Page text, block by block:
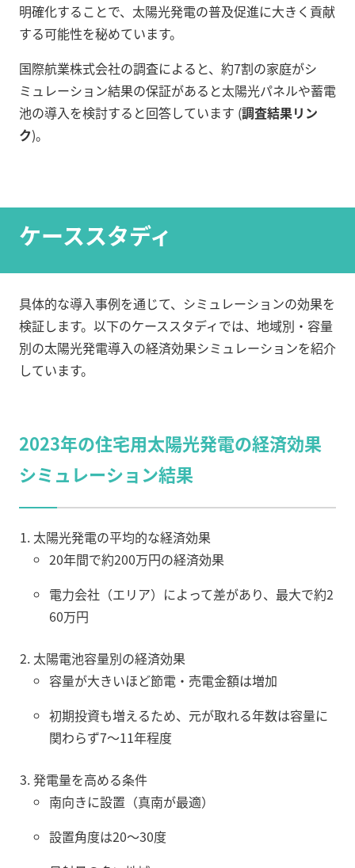
明確化することで、太陽光発電の普及促進に大きく貢献
する可能性を秘めています。
国際航業株式会社の調査によると、約7割の家庭がシ
ミュレーション結果の保証があると太陽光パネルや蓄電
池の導入を検討すると回答しています (調査結果リン
ク)。
ケーススタディ
具体的な導入事例を通じて、シミュレーションの効果を
検証します。以下のケーススタディでは、地域別・容量
別の太陽光発電導入の経済効果シミュレーションを紹介
しています。
2023年の住宅用太陽光発電の経済効果
シミュレーション結果
太陽光発電の平均的な経済効果
20年間で約200万円の経済効果
電力会社（エリア）によって差があり、最大で約2
60万円
太陽電池容量別の経済効果
容量が大きいほど節電・売電金額は増加
初期投資も増えるため、元が取れる年数は容量に
関わらず7〜11年程度
発電量を高める条件
南向きに設置（真南が最適）
設置角度は20〜30度